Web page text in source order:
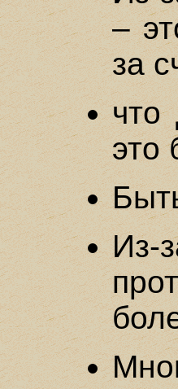
–
за
что
это
Из-